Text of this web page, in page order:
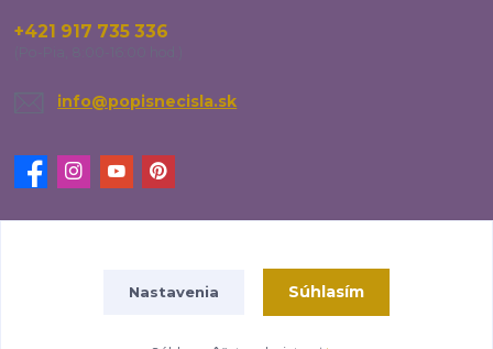
+421 917 735 336
info@popisnecisla.sk
Upravit sběr cookies.
Nastavenia Súhlasím